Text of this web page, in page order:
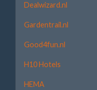
Dealwizard.nl
Gardentrail.nl
Good4fun.nl
H10 Hotels
HEMA